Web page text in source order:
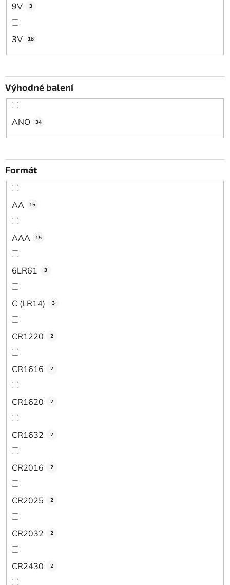
9V 3
3V 18
Výhodné balení
ANO 34
Formát
AA 15
AAA 15
6LR61 3
C (LR14) 3
CR1220 2
CR1616 2
CR1620 2
CR1632 2
CR2016 2
CR2025 2
CR2032 2
CR2430 2